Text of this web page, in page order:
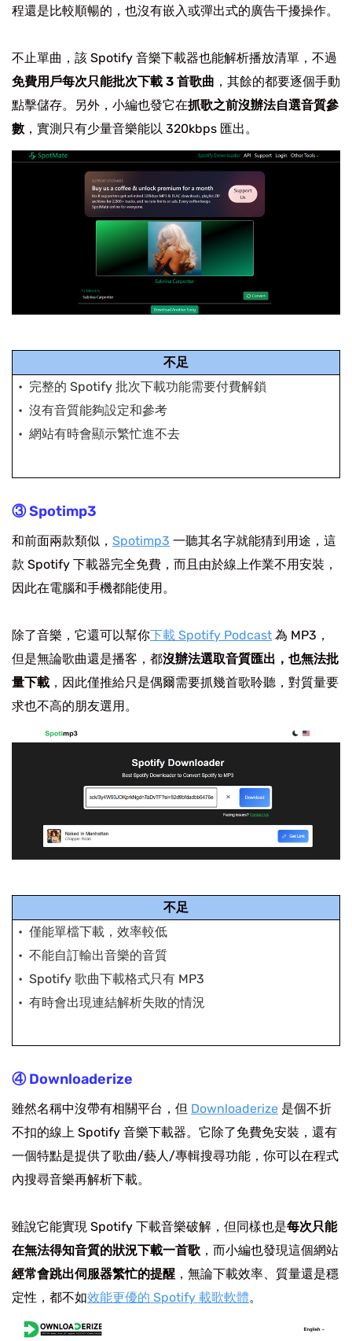
程還是比較順暢的，也沒有嵌入或彈出式的廣告干擾操作。
不止單曲，該 Spotify 音樂下載器也能解析播放清單，不過
免費用戶每次只能批次下載 3 首歌曲 ，其餘的都要逐個手動
點擊儲存。另外，小編也發它在抓歌之前沒辦法自選音質參
數 ，實測只有少量音樂能以 320kbps 匯出。
不足
完整的 Spotify 批次下載功能需要付費解鎖
沒有音質能夠設定和參考
網站有時會顯示繁忙進不去
③ Spotimp3
和前面兩款類似， Spotimp3 一聽其名字就能猜到用途，這
款 Spotify 下載器完全免費，而且由於線上作業不用安裝，
因此在電腦和手機都能使用。
除了音樂，它還可以幫你下載 Spotify Podcast 為 MP3，
但是無論歌曲還是播客，都沒辦法選取音質匯出，也無法批
量下載 ，因此僅推給只是偶爾需要抓幾首歌聆聽，對質量要
求也不高的朋友選用。
不足
僅能單檔下載，效率較低
不能自訂輸出音樂的音質
Spotify 歌曲下載格式只有 MP3
有時會出現連結解析失敗的情況
④ Downloaderize
雖然名稱中沒帶有相關平台，但 Downloaderize 是個不折
不扣的線上 Spotify 音樂下載器。它除了免費免安裝，還有
一個特點是提供了歌曲/藝人/專輯搜尋功能，你可以在程式
內搜尋音樂再解析下載。
雖說它能實現 Spotify 下載音樂破解，但同樣也是每次只能
在無法得知音質的狀況下載一首歌 ，而小編也發現這個網站
經常會跳出伺服器繁忙的提醒 ，無論下載效率、質量還是穩
定性，都不如效能更優的 Spotify 載歌軟體。